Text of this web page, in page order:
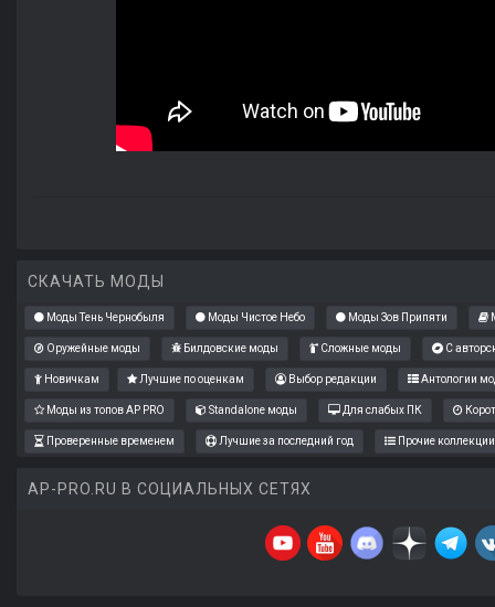
СКАЧАТЬ МОДЫ
Моды Тень Чернобыля Моды Чистое Небо Моды Зов Припяти
Оружейные моды Билдовские моды Сложные моды С
Новичкам Лучшие по оценкам Выбор редакции Антологии
Моды из топов AP PRO Standalone моды Для слабых ПК
Проверенные временем Лучшие за последний год Прочие коллекции
AP-PRO.RU В СОЦИАЛЬНЫХ СЕТЯХ